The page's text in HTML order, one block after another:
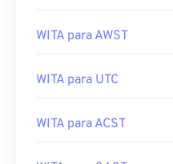
WITA para AWST
WITA para UTC
WITA para ACST